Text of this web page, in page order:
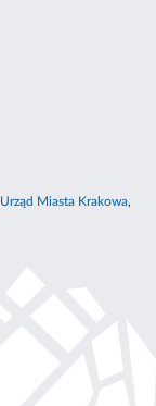
Urząd Miasta Krakowa,